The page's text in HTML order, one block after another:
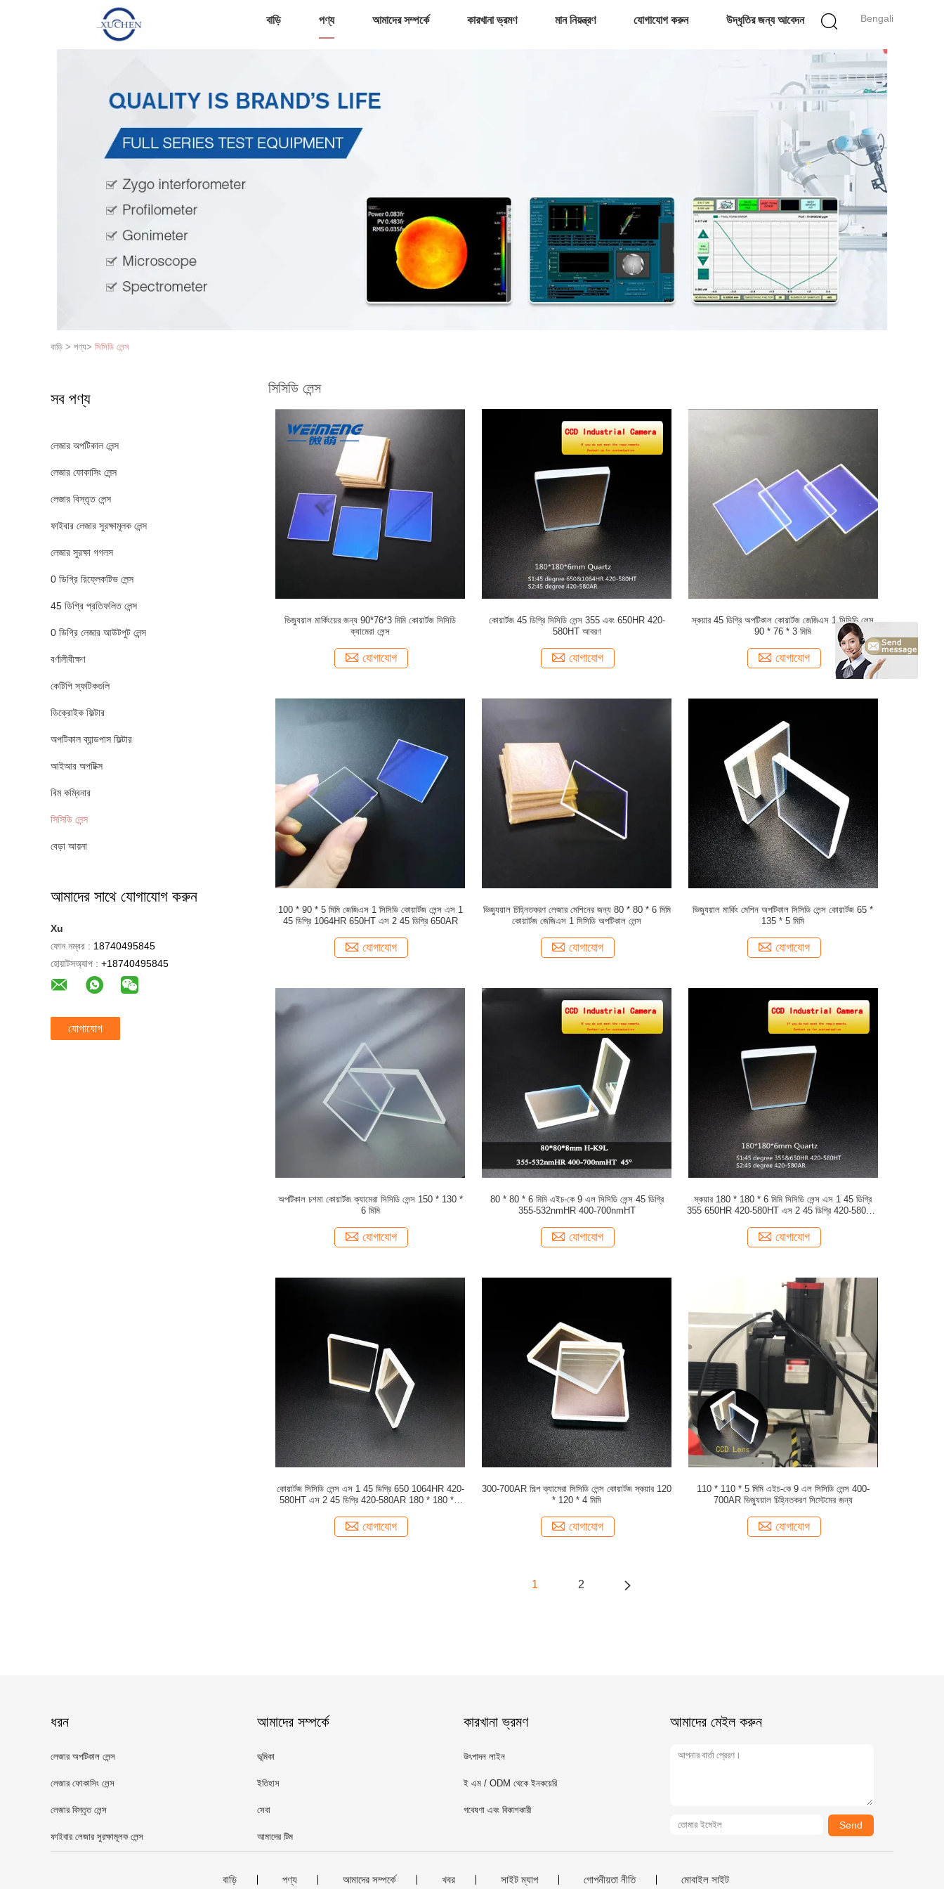
Bengali
বাড়ি পণ্য আমাদের সম্পর্কে কারখানা ভ্রমণ মান নিয়ন্ত্রণ যোগাযোগ করুন উদ্ধৃতির জন্য আবেদন
বাড়ি > পণ্য> সিসিডি লেন্স
সব পণ্য
লেজার অপটিকাল লেন্স
লেজার ফোকাসিং লেন্স
লেজার বিস্তৃত লেন্স
ফাইবার লেজার সুরক্ষামূলক লেন্স
লেজার সুরক্ষা গগলস
0 ডিগ্রি রিফ্লেকটিভ লেন্স
45 ডিগ্রি প্রতিফলিত লেন্স
0 ডিগ্রি লেজার আউটপুট লেন্স
বর্ণালীবীক্ষণ
কেটিপি স্ফটিকগুলি
ডিক্রোইক ফিল্টার
অপটিকাল ব্যান্ডপাস ফিল্টার
আইআর অপটিক্স
বিম কম্বিনার
সিসিডি লেন্স
বেড়া আয়না
আমাদের সাথে যোগাযোগ করুন
Xu
ফোন নম্বর : 18740495845
হোয়াটসঅ্যাপ : +18740495845
যোগাযোগ
সিসিডি লেন্স
ভিজ্যুয়াল মার্কিংয়ের জন্য 90*76*3 মিমি কোয়ার্টজ সিসিডি
ক্যামেরা লেন্স
যোগাযোগ
কোয়ার্টজ 45 ডিগ্রি সিসিডি লেন্স 355 এবং 650HR 420-
580HT আবরণ
যোগাযোগ
স্কয়ার 45 ডিগ্রি অপটিকাল কোয়ার্টজ জেজিএস 1 সিসিডি লেন্স
90 * 76 * 3 মিমি
যোগাযোগ
100 * 90 * 5 মিমি জেজিএস 1 সিসিডি কোয়ার্টজ লেন্স এস 1
45 ডিগ্রি 1064HR 650HT এস 2 45 ডিগ্রি 650AR
যোগাযোগ
ভিজ্যুয়াল চিহ্নিতকরণ লেজার মেশিনের জন্য 80 * 80 * 6 মিমি
কোয়ার্টজ জেজিএস 1 সিসিডি অপটিকাল লেন্স
যোগাযোগ
ভিজ্যুয়াল মার্কিং মেশিন অপটিকাল সিসিডি লেন্স কোয়ার্টজ 65 *
135 * 5 মিমি
যোগাযোগ
অপটিকাল চশমা কোয়ার্টজ ক্যামেরা সিসিডি লেন্স 150 * 130 *
6 মিমি
যোগাযোগ
80 * 80 * 6 মিমি এইচ-কে 9 এল সিসিডি লেন্স 45 ডিগ্রি
355-532nmHR 400-700nmHT
যোগাযোগ
স্কয়ার 180 * 180 * 6 মিমি সিসিডি লেন্স এস 1 45 ডিগ্রি
355 650HR 420-580HT এস 2 45 ডিগ্রি 420-580AR
যোগাযোগ
কোয়ার্টজ সিসিডি লেন্স এস 1 45 ডিগ্রি 650 1064HR 420-
580HT এস 2 45 ডিগ্রি 420-580AR 180 * 180 * 6
যোগাযোগ
300-700AR শিল্প ক্যামেরা সিসিডি লেন্স কোয়ার্টজ স্কয়ার 120
* 120 * 4 মিমি
যোগাযোগ
110 * 110 * 5 মিমি এইচ-কে 9 এল সিসিডি লেন্স 400-
700AR ভিজ্যুয়াল চিহ্নিতকরণ সিস্টেমের জন্য
যোগাযোগ
1 2
ধরন
লেজার অপটিকাল লেন্স
লেজার ফোকাসিং লেন্স
লেজার বিস্তৃত লেন্স
ফাইবার লেজার সুরক্ষামূলক লেন্স
আমাদের সম্পর্কে
ভূমিকা
ইতিহাস
সেবা
আমাদের টিম
কারখানা ভ্রমণ
উৎপাদন লাইন
ই এম / ODM থেকে ইনকয়েরি
গবেষণা এবং বিকাশকারী
আমাদের মেইল ​​করুন
Send
বাড়ি পণ্য আমাদের সম্পর্কে খবর সাইট ম্যাপ গোপনীয়তা নীতি মোবাইল সাইট